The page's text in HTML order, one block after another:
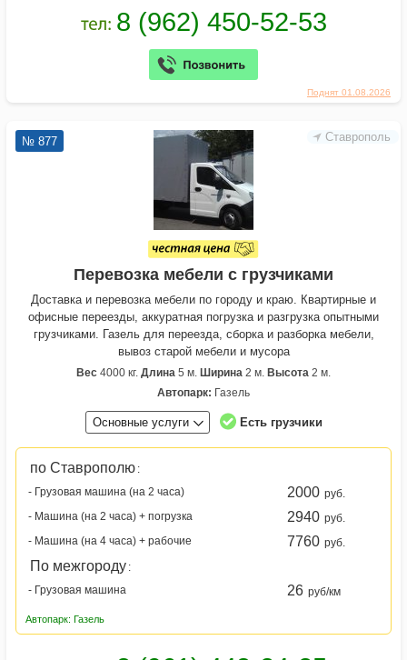
Поднят 01.08.2026
Ставрополь
№ 877
Перевозка мебели с грузчиками
Доставка и перевозка мебели по городу и краю. Квартирные и
офисные переезды, аккуратная погрузка и разгрузка опытными
грузчиками. Газель для переезда, сборка и разборка мебели,
вывоз старой мебели и мусора
Вес 4000 кг. Длина 5 м. Ширина 2 м. Высота 2 м.
Автопарк: Газель
Основные услуги Есть грузчики
по Ставрополю :
- Грузовая машина (на 2 часа)
2000 руб.
- Машина (на 2 часа) + погрузка
2940 руб.
- Машина (на 4 часа) + рабочие
7760 руб.
По межгороду :
- Грузовая машина
26 руб/км
Автопарк: Газель